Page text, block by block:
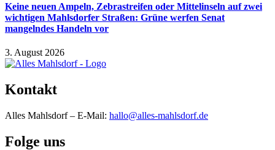
Keine neuen Ampeln, Zebrastreifen oder Mittelinseln auf zwei
wichtigen Mahlsdorfer Straßen: Grüne werfen Senat
mangelndes Handeln vor
3. August 2026
Kontakt
Alles Mahlsdorf – E-Mail: hallo@alles-mahlsdorf.de
Folge uns